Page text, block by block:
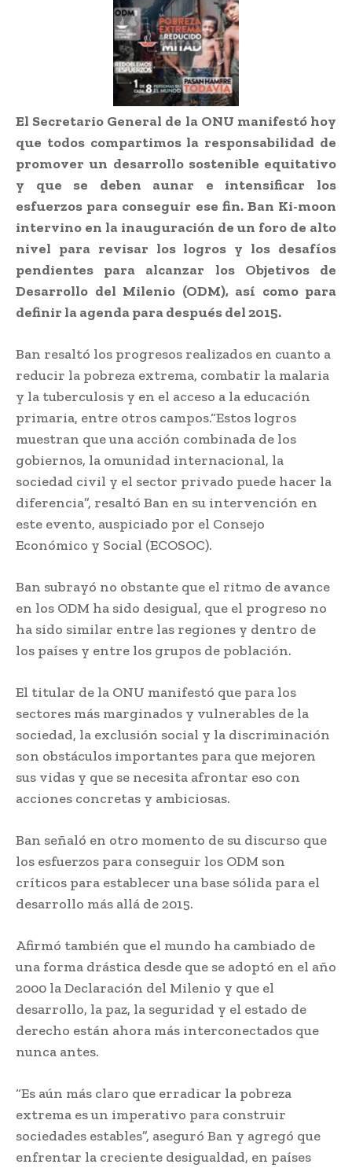
El Secretario General de la ONU manifestó hoy
que todos compartimos la responsabilidad de
promover un desarrollo sostenible equitativo
y que se deben aunar e intensificar los
esfuerzos para conseguir ese fin. Ban Ki-moon
intervino en la inauguración de un foro de alto
nivel para revisar los logros y los desafíos
pendientes para alcanzar los Objetivos de
Desarrollo del Milenio (ODM), así como para
definir la agenda para después del 2015.
Ban resaltó los progresos realizados en cuanto a
reducir la pobreza extrema, combatir la malaria
y la tuberculosis y en el acceso a la educación
primaria, entre otros campos.“Estos logros
muestran que una acción combinada de los
gobiernos, la omunidad internacional, la
sociedad civil y el sector privado puede hacer la
diferencia”, resaltó Ban en su intervención en
este evento, auspiciado por el Consejo
Económico y Social (ECOSOC).
Ban subrayó no obstante que el ritmo de avance
en los ODM ha sido desigual, que el progreso no
ha sido similar entre las regiones y dentro de
los países y entre los grupos de población.
El titular de la ONU manifestó que para los
sectores más marginados y vulnerables de la
sociedad, la exclusión social y la discriminación
son obstáculos importantes para que mejoren
sus vidas y que se necesita afrontar eso con
acciones concretas y ambiciosas.
Ban señaló en otro momento de su discurso que
los esfuerzos para conseguir los ODM son
críticos para establecer una base sólida para el
desarrollo más allá de 2015.
Afirmó también que el mundo ha cambiado de
una forma drástica desde que se adoptó en el año
2000 la Declaración del Milenio y que el
desarrollo, la paz, la seguridad y el estado de
derecho están ahora más interconectados que
nunca antes.
“Es aún más claro que erradicar la pobreza
extrema es un imperativo para construir
sociedades estables”, aseguró Ban y agregó que
enfrentar la creciente desigualdad, en países